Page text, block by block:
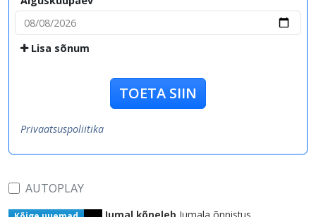
Lisa sõnum
TOETA SIIN
Privaatsuspoliitika
AUTOPLAY